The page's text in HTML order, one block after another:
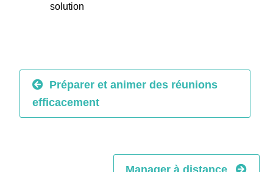
solution
Préparer et animer des réunions
efficacement